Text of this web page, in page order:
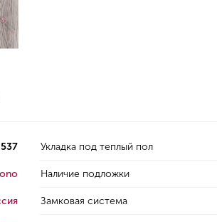
Укладка под теплый пол
Наличие подложки
Замковая система